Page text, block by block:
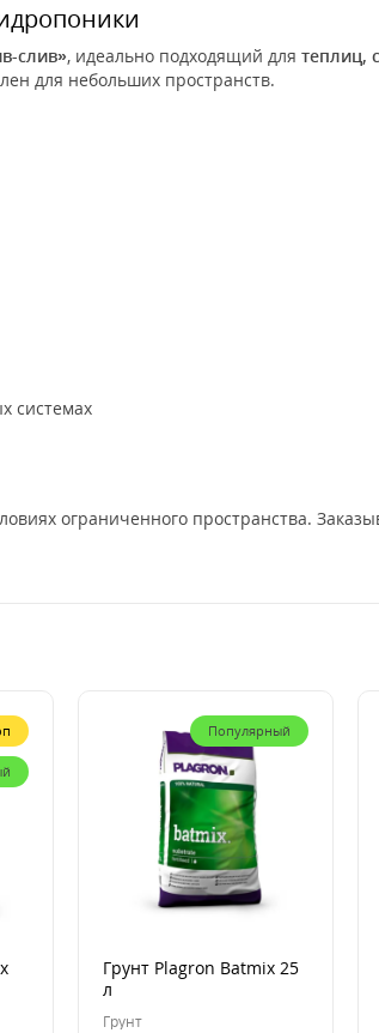
слив», идеально подходящий для теплиц,
для небольших пространств.
системах
ограниченного пространства.
Популярный
Грунт Plagron Batmix 25
л
Грунт